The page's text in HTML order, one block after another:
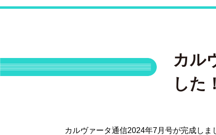
カル
した！
カルヴァータ通信2024年7月号が完成しま